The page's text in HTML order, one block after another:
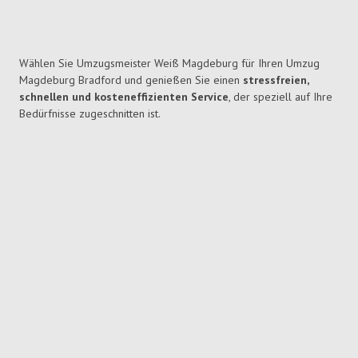
Wählen Sie Umzugsmeister Weiß Magdeburg für Ihren Umzug
Magdeburg Bradford und genießen Sie einen stressfreien,
schnellen und kosteneffizienten Service, der speziell auf Ihre
Bedürfnisse zugeschnitten ist.